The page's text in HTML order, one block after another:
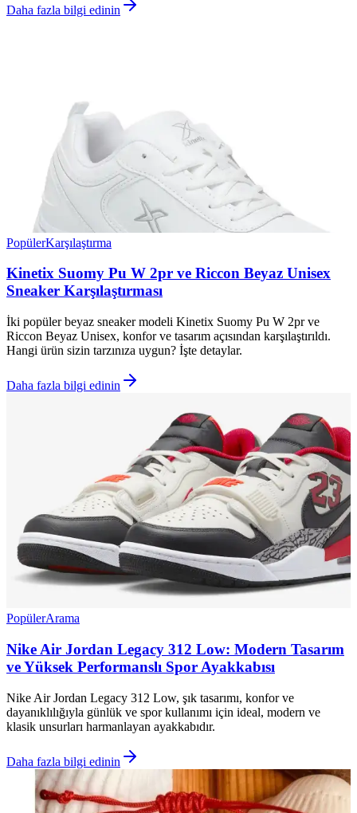
Daha fazla bilgi edinin
PopülerKarşılaştırma
Kinetix Suomy Pu W 2pr ve Riccon Beyaz Unisex
Sneaker Karşılaştırması
İki popüler beyaz sneaker modeli Kinetix Suomy Pu W 2pr ve
Riccon Beyaz Unisex, konfor ve tasarım açısından karşılaştırıldı.
Hangi ürün sizin tarzınıza uygun? İşte detaylar.
Daha fazla bilgi edinin
PopülerArama
Nike Air Jordan Legacy 312 Low: Modern Tasarım
ve Yüksek Performanslı Spor Ayakkabısı
Nike Air Jordan Legacy 312 Low, şık tasarımı, konfor ve
dayanıklılığıyla günlük ve spor kullanımı için ideal, modern ve
klasik unsurları harmanlayan ayakkabıdır.
Daha fazla bilgi edinin